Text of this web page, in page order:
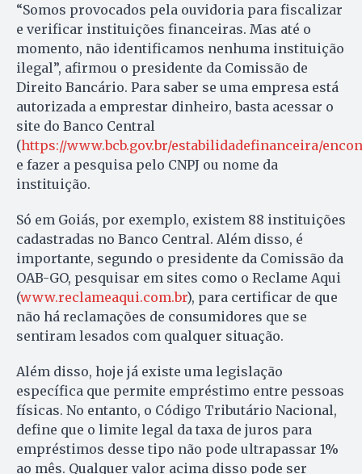
“Somos provocados pela ouvidoria para fiscalizar
e verificar instituições financeiras. Mas até o
momento, não identificamos nenhuma instituição
ilegal”, afirmou o presidente da Comissão de
Direito Bancário. Para saber se uma empresa está
autorizada a emprestar dinheiro, basta acessar o
site do Banco Central
(https://www.bcb.gov.br/estabilidadefinanceira/
e fazer a pesquisa pelo CNPJ ou nome da
instituição.
Só em Goiás, por exemplo, existem 88 instituições
cadastradas no Banco Central. Além disso, é
importante, segundo o presidente da Comissão da
OAB-GO, pesquisar em sites como o Reclame Aqui
(www.reclameaqui.com.br), para certificar de que
não há reclamações de consumidores que se
sentiram lesados com qualquer situação.
Além disso, hoje já existe uma legislação
específica que permite empréstimo entre pessoas
físicas. No entanto, o Código Tributário Nacional,
define que o limite legal da taxa de juros para
empréstimos desse tipo não pode ultrapassar 1%
ao mês. Qualquer valor acima disso pode ser